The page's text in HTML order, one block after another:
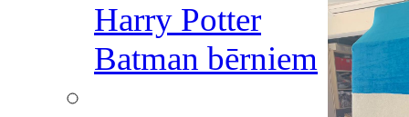
Harry Potter
Batman bērniem